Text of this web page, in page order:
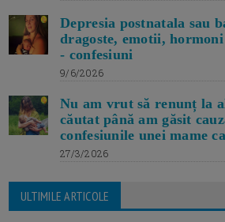
Depresia postnatala sau
dragoste, emotii,
- confesiuni
9/6/2026
Nu am vrut să renunț la
căutat până am găsit
confesiunile unei mame
27/3/2026
ULTIMILE ARTICOLE